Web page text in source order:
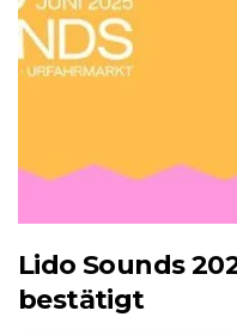
Lido Sounds
bestätigt